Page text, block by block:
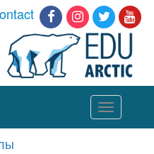
Toggle
navigation